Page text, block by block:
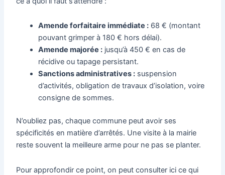
Amende forfaitaire immédiate : 68 € (montant
pouvant grimper à 180 € hors délai).
Amende majorée : jusqu’à 450 € en cas de
récidive ou tapage persistant.
Sanctions administratives : suspension
d’activités, obligation de travaux d’isolation, voire
consigne de sommes.
N’oubliez pas, chaque commune peut avoir ses
spécificités en matière d’arrêtés. Une visite à la mairie
reste souvent la meilleure arme pour ne pas se planter.
Pour approfondir ce point, on peut consulter ici ce qui